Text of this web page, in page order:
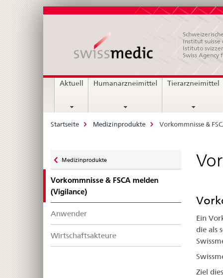
Institut suisse
Istituto
Swiss Agency
Hauptnavigation
Aktuell Humanarzneimittel Tierarzneimittel
Breadcrumb
Startseite Medizinprodukte Vorkommnisse &
zu
Medizinprodukte
Vorkommnisse & FSCA melden
(Vigilance)
Anwender
Wirtschaftsakteure
Ein
die als
Ziel